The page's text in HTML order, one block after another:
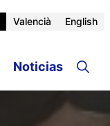
Valencià English
Noticias